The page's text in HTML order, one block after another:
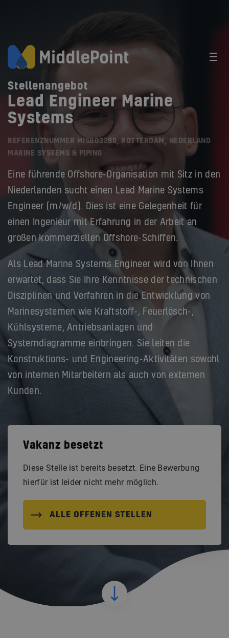
Stellenangebot
Lead Engineer Marine
Systems
REFERENZNUMMER MISB03298, ROTTERDAM, NEDERLAND
MARINE SYSTEMS & PIPING
Eine führende Offshore-Organisation mit Sitz in den
Niederlanden sucht einen Lead Marine Systems
Engineer (m/w/d). Dies ist eine Gelegenheit für
einen Ingenieur mit Erfahrung in der Arbeit an
großen kommerziellen Offshore-Schiffen.
Als Lead Marine Systems Engineer wird von Ihnen
erwartet, dass Sie Ihre Kenntnisse der technischen
Disziplinen und Verfahren in die Entwicklung von
Marinesystemen wie Kraftstoff-, Feuerlösch-,
Kühlsysteme, Antriebsanlagen und
Systemdiagramme einbringen. Sie leiten die
Konstruktions- und Engineering-Aktivitäten sowohl
von internen Mitarbeitern als auch von externen
Kunden.
Vakanz besetzt
Diese Stelle ist bereits besetzt. Eine Bewerbung
hierfür ist leider nicht mehr möglich.
ALLE OFFENEN STELLEN